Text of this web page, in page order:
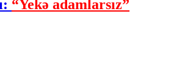
“Yekə adamlarsız”